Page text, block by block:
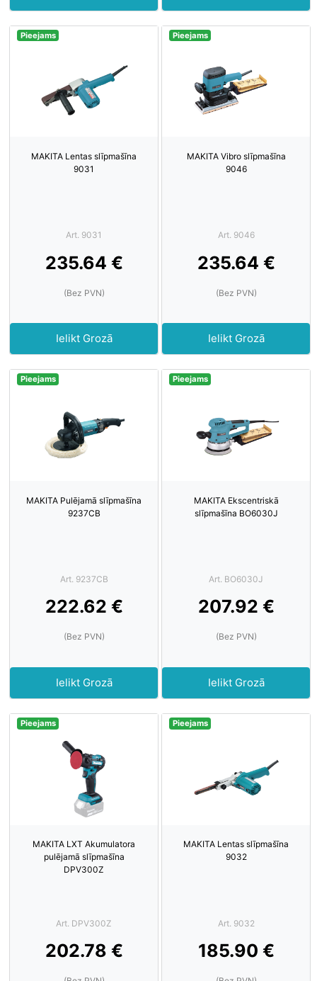
Pieejams
MAKITA Lentas slīpmašīna
9031
Art. 9031
235.64 €
(Bez PVN)
Ielikt Grozā
Pieejams
MAKITA Vibro slīpmašīna
9046
Art. 9046
235.64 €
(Bez PVN)
Ielikt Grozā
Pieejams
MAKITA Pulējamā slīpmašīna
9237CB
Art. 9237CB
222.62 €
(Bez PVN)
Ielikt Grozā
Pieejams
MAKITA Ekscentriskā
slīpmašīna BO6030J
Art. BO6030J
207.92 €
(Bez PVN)
Ielikt Grozā
Pieejams
MAKITA LXT Akumulatora
pulējamā slīpmašīna
DPV300Z
Art. DPV300Z
202.78 €
Pieejams
MAKITA Lentas slīpmašīna
9032
Art. 9032
185.90 €